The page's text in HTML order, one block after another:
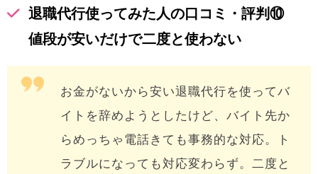
退職代行使ってみた人の口コミ・評判⑩
値段が安いだけで二度と使わない
お金がないから安い退職代行を使ってバ
イトを辞めようとしたけど、バイト先か
らめっちゃ電話きても事務的な対応。ト
ラブルになっても対応変わらず。二度と